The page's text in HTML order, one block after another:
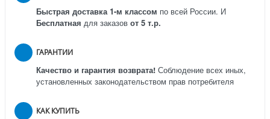
Быстрая доставка 1-м классом по всей России. И
Бесплатная для заказов от 5 т.р.
ГАРАНТИИ
Качество и гарантия возврата! Соблюдение всех иных,
установленных законодательством прав потребителя
КАК КУПИТЬ